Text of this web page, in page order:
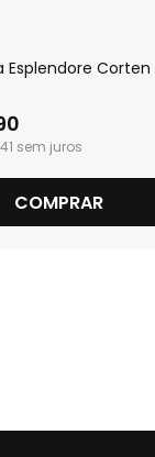
Esplendore Corten
COMPRAR